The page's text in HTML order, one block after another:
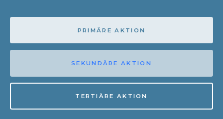
PRIMÄRE AKTION
SEKUNDÄRE AKTION
TERTIÄRE AKTION